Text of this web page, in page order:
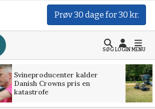
Prøv 30 dage for 30 kr.
SØGLOGINMENU
Svineproducenter kalder
Danish Crowns pris en
katastrofe